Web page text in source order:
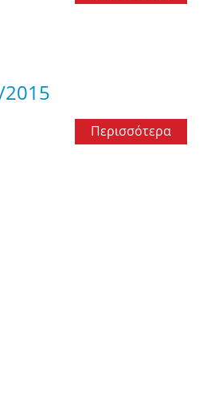
2015
Περισσότερα